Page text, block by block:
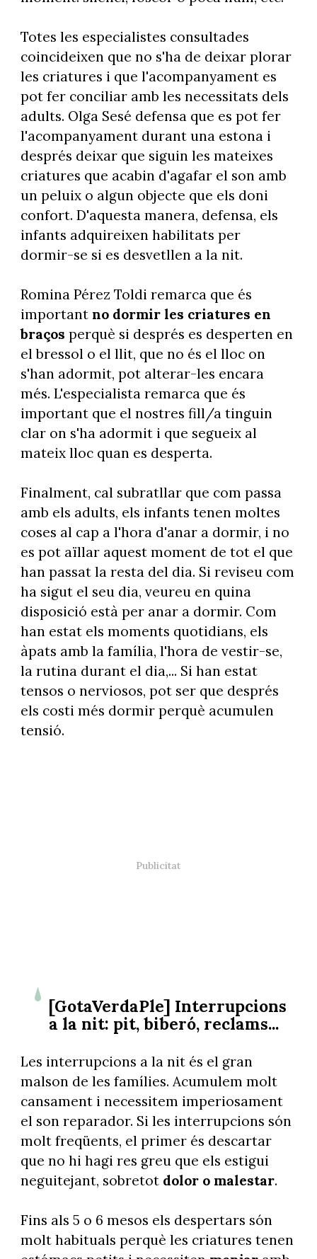
Totes les especialistes consultades
coincideixen que no s'ha de deixar plorar
les criatures i que l'acompanyament es
pot fer conciliar amb les necessitats dels
adults. Olga Sesé defensa que es pot fer
l'acompanyament durant una estona i
després deixar que siguin les mateixes
criatures que acabin d'agafar el son amb
un peluix o algun objecte que els doni
confort. D'aquesta manera, defensa, els
infants adquireixen habilitats per
dormir-se si es desvetllen a la nit.
Romina Pérez Toldi remarca que és
important no dormir les criatures en
braços perquè si després es desperten en
el bressol o el llit, que no és el lloc on
s'han adormit, pot alterar-les encara
més. L'especialista remarca que és
important que el nostres fill/a tinguin
clar on s'ha adormit i que segueix al
mateix lloc quan es desperta.
Finalment, cal subratllar que com passa
amb els adults, els infants tenen moltes
coses al cap a l'hora d'anar a dormir, i no
es pot aïllar aquest moment de tot el que
han passat la resta del dia. Si reviseu com
ha sigut el seu dia, veureu en quina
disposició està per anar a dormir. Com
han estat els moments quotidians, els
àpats amb la família, l'hora de vestir-se,
la rutina durant el dia,... Si han estat
tensos o nerviosos, pot ser que després
els costi més dormir perquè acumulen
tensió.
[GotaVerdaPle] Interrupcions
a la nit: pit, biberó, reclams...
Les interrupcions a la nit és el gran
malson de les famílies. Acumulem molt
cansament i necessitem imperiosament
el son reparador. Si les interrupcions són
molt freqüents, el primer és descartar
que no hi hagi res greu que els estigui
neguitejant, sobretot dolor o malestar.
Fins als 5 o 6 mesos els despertars són
molt habituals perquè les criatures tenen